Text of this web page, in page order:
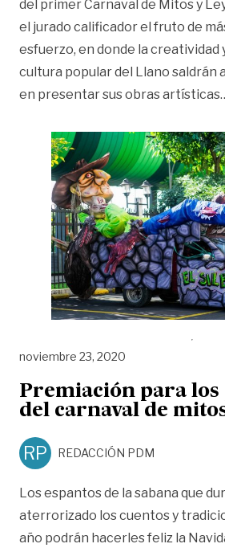
del primer Carnaval de Mitos y
el jurado calificador el fruto de
esfuerzo, en donde la creatividad
cultura popular del Llano saldrán
en presentar sus obras artísticas
noviembre 23, 2020
Premiación para
del carnaval de
RP REDACCIÓN PDM
Los espantos de la sabana que
aterrorizado los cuentos y
año podrán hacerles feliz la